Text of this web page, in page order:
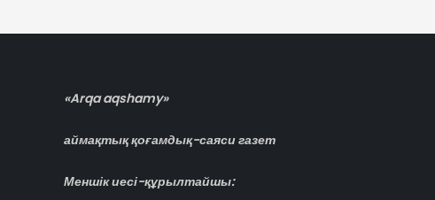
«Arqa aqshamy»
аймақтық қоғамдық-саяси газет
Меншік иесі-құрылтайшы: